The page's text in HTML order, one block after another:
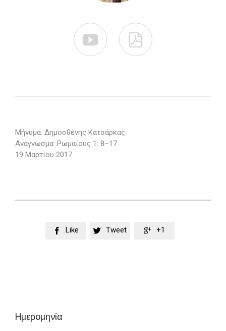
 
Μήνυμα: Δημοσθένης Κατσάρκας
Ανάγνωσμα: Ρωμαίους 1: 8–17
19 Μαρτίου 2017
 Like  Tweet  +1
Ημερομηνία